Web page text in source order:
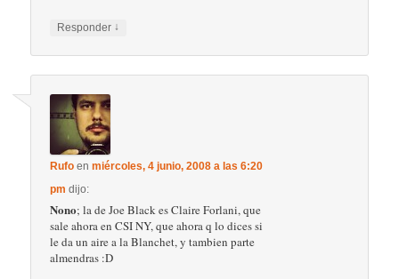
Responder ↓
Rufo enmiércoles, 4 junio, 2008 a las 6:20
pm dijo:
Nono; la de Joe Black es Claire Forlani, que
sale ahora en CSI NY, que ahora q lo dices si
le da un aire a la Blanchet, y tambien parte
almendras :D